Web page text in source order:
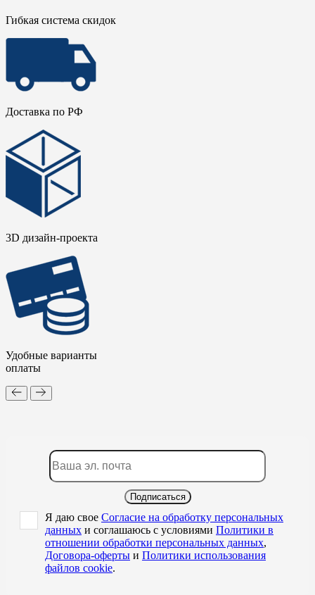
Гибкая система скидок
Доставка по РФ
3D дизайн-проекта
Удобные варианты
оплаты
Подписаться
Я даю свое Согласие на обработку персональных
данных и соглашаюсь с условиями Политики в
отношении обработки персональных данных,
Договора-оферты и Политики использования
файлов cookie.